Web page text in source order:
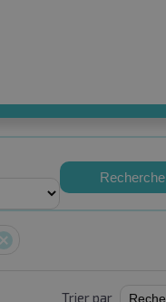
Recherche
Trier par